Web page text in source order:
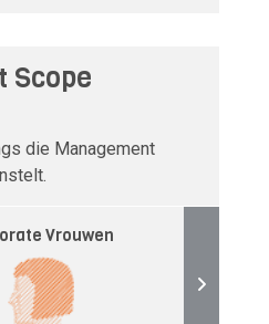
Scope
die Management
Vrouwen